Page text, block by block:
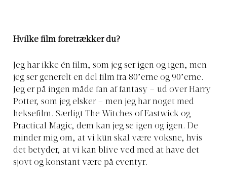
Hvilke film foretrækker du?
Jeg har ikke én film, som jeg ser igen og igen, men
jeg ser generelt en del film fra 80’erne og 90’erne.
Jeg er på ingen måde fan af fantasy – ud over Harry
Potter, som jeg elsker – men jeg har noget med
heksefilm. Særligt The Witches of Eastwick og
Practical Magic, dem kan jeg se igen og igen. De
minder mig om, at vi kun skal være voksne, hvis
det betyder, at vi kan blive ved med at have det
sjovt og konstant være på eventyr.